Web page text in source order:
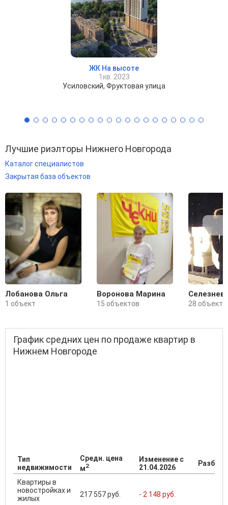
ЖК На высоте
1кв. 2023
Усиловский, Фруктовая улица
Лучшие риэлторы Нижнего Новгорода
Каталог специалистов
Закрытая база объектов
Лобанова Ольга
1 объект
Воронова Марина
15 объектов
Селезнев
28
График средних цен по продаже квартир в
Нижнем Новгороде
Тип
недвижимости
Средн. цена
м2
Изменение с
21.04.2026
Квартиры в
новостройках и
жилых
217 557 руб. - 2 148 руб.